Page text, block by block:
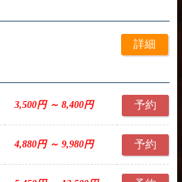
詳細
3,500円 ～ 8,400円 予約
4,880円 ～ 9,980円 予約